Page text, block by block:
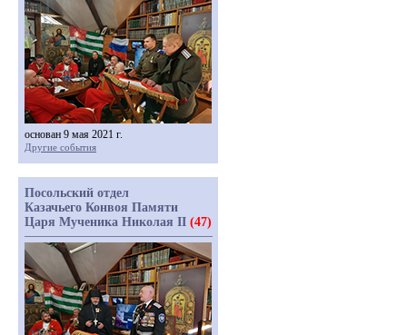
основан 9 мая 2021 г.
Другие события
Посольский отдел
Казачьего Конвоя Памяти
Царя Мученика Николая II (47)